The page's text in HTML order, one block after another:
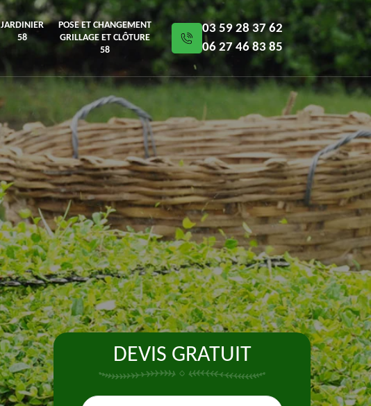
JARDINIER
58
POSE ET CHANGEMENT
GRILLAGE ET CLÔTURE
58
03 59 28 37 62
06 27 46 83 85
DEVIS GRATUIT